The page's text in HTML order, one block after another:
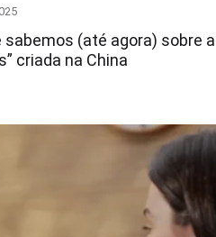
sabemos (até agora) sobre a
criada na China